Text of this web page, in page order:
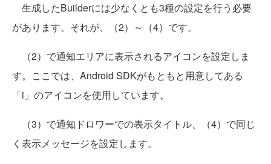
生成したBuilderには少なくとも3種の設定を行う必要
があります。それが、（2）～（4）です。
（2）で通知エリアに表示されるアイコンを設定しま
す。ここでは、Android SDKがもともと用意してある
「i」のアイコンを使用しています。
（3）で通知ドロワーでの表示タイトル、（4）で同じ
く表示メッセージを設定します。